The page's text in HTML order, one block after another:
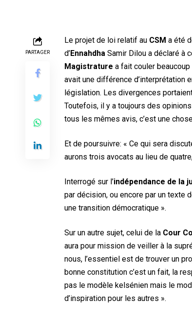
PARTAGER
Le projet de loi relatif au CSM a été
d’Ennahdha Samir Dilou a déclaré à
Magistrature a fait couler beaucoup
avait une différence d’interprétation
législation. Les divergences
Toutefois, il y a toujours des
tous les mêmes avis, c’est une
Et de poursuivre: « Ce qui sera
aurons trois avocats au lieu de
Interrogé sur l’indépendance de la
par décision, ou encore par un texte
une transition démocratique ».
Sur un autre sujet, celui de la Cour
aura pour mission de veiller à la
nous, l’essentiel est de trouver un
bonne constitution c’est un fait, la
pas le modèle kelsénien mais le
d’inspiration pour les autres ».